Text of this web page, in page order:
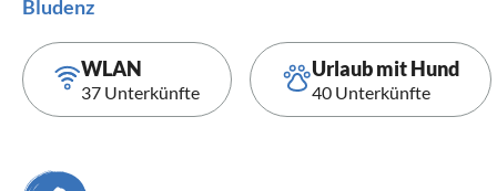
Bludenz
WLAN
37 Unterkünfte
Urlaub mit Hund
40 Unterkünfte